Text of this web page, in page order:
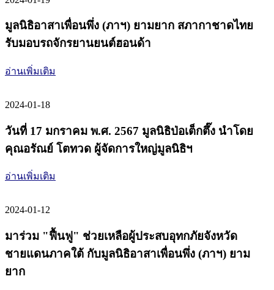
มูลนิธิอาสาเพื่อนพึ่ง (ภาฯ) ยามยาก สภากาชาดไทย
รับมอบรถจักรยานยนต์ฮอนด้า
อ่านเพิ่มเติม
2024-01-18
วันที่ 17 มกราคม พ.ศ. 2567 มูลนิธิป่อเต็กตึ๊ง นำโดย
คุณอรัณย์ โตทวด ผู้จัดการใหญ่มูลนิธิฯ
อ่านเพิ่มเติม
2024-01-12
มาร่วม "ฟื้นฟู" ช่วยเหลือผู้ประสบอุทกภัยจังหวัด
ชายแดนภาคใต้ กับมูลนิธิอาสาเพื่อนพึ่ง (ภาฯ) ยาม
ยาก